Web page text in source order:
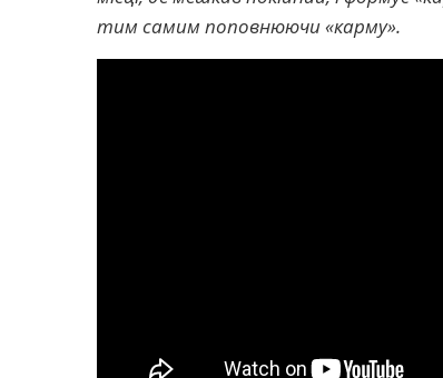
тим самим поповнюючи «карму».